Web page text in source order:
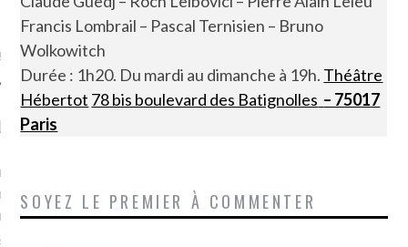
TWITTER
@Isa_Monrozier
ARCACHON
je t'aime, my little bassin
comment ? "
je ne parle presque que
Francis Lombrail – Pascal Ternisien – Bruno
Wolkowitch
Durée : 1h20. Du mardi au dimanche à 19h. Théâtre
Hébertot 78 bis boulevard des Batignolles – 75017
Paris
SOYEZ LE PREMIER À COMMENTER